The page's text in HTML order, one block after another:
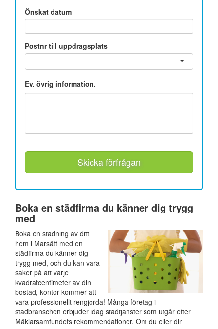
Önskat datum
Postnr till uppdragsplats
Ev. övrig information.
Skicka förfrågan
Boka en städfirma du känner dig trygg
med
Boka en städning av ditt
hem i Marsätt med en
städfirma du känner dig
trygg med, och du kan vara
säker på att varje
kvadratcentimeter av din
bostad, kontor kommer att
vara professionellt rengjorda! Många företag i
städbranschen erbjuder idag städtjänster som utgår efter
Mäklarsamfundets rekommendationer. Om du eller din